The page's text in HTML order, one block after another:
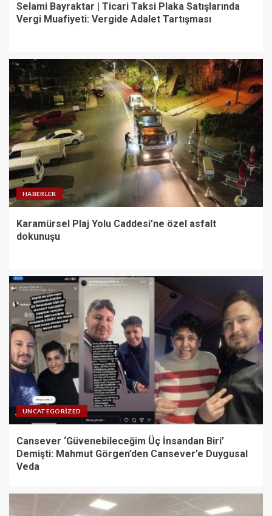
Selami Bayraktar | Ticari Taksi Plaka Satışlarında
Vergi Muafiyeti: Vergide Adalet Tartışması
HABERLER
Karamürsel Plaj Yolu Caddesi’ne özel asfalt
dokunuşu
UNCATEGORIZED
Cansever ‘Güvenebileceğim Üç İnsandan Biri’
Demişti: Mahmut Görgen’den Cansever’e Duygusal
Veda